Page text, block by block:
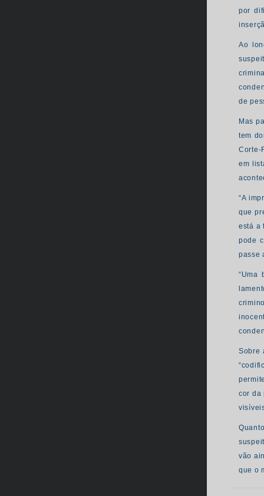
por
Ao
de
Mas
tem
Corte-
em
“A
que
está a
pode
passe
“Uma
Sobre
cor da
vão
que o